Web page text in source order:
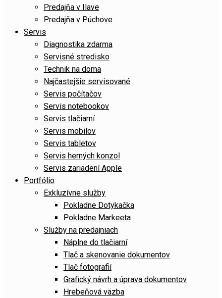
Predajňa v Ilave
Predajňa v Púchove
Servis
Diagnostika zdarma
Servisné stredisko
Technik na doma
Najčastejšie servisované
Servis počítačov
Servis notebookov
Servis tlačiarní
Servis mobilov
Servis tabletov
Servis herných konzol
Servis zariadení Apple
Portfólio
Exkluzívne služby
Pokladne Dotykačka
Pokladne Markeeta
Služby na predajniach
Náplne do tlačiarní
Tlač a skenovanie dokumentov
Tlač fotografií
Grafický návrh a úprava dokumentov
Hrebeňová väzba